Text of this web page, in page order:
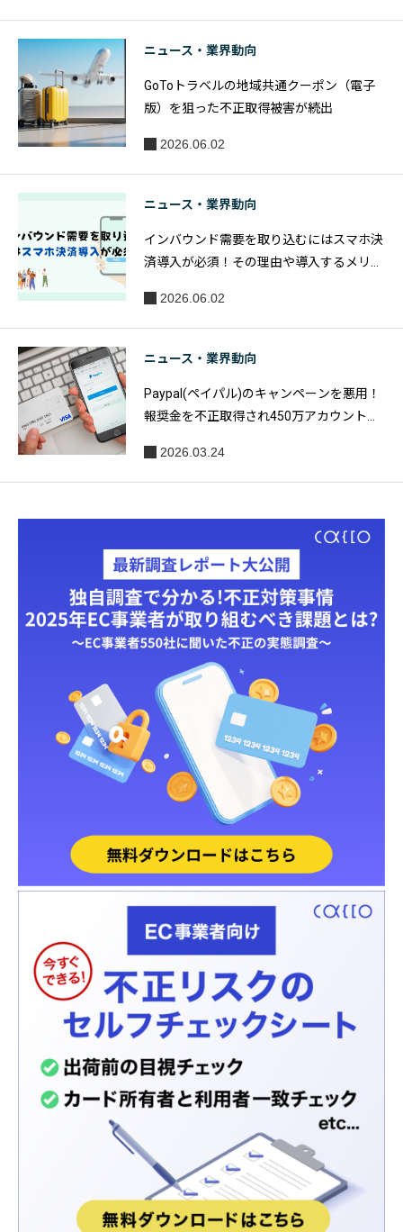
ニュース・業界動向
GoToトラベルの地域共通クーポン（電子
版）を狙った不正取得被害が続出
2026.06.02
ニュース・業界動向
インバウンド需要を取り込むにはスマホ決
済導入が必須！その理由や導入するメリッ
2026.06.02
ニュース・業界動向
Paypal(ペイパル)のキャンペーンを悪用！
報奨金を不正取得され450万アカウント削
2026.03.24